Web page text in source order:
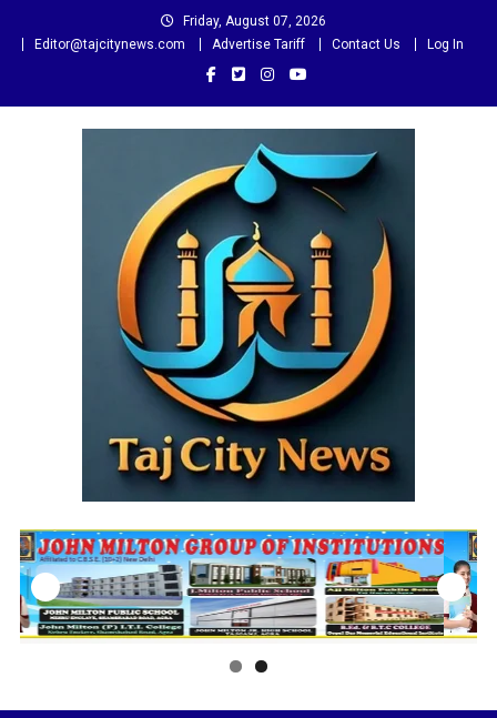
Friday, August 07, 2026
Editor@tajcitynews.com
Advertise Tariff Contact Us Log In
Taj City News